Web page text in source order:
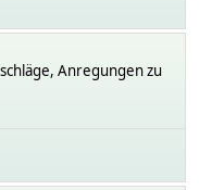
Anregungen zu